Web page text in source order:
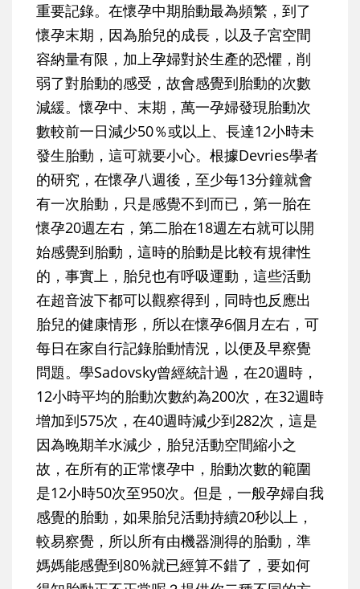
重要記錄。在懷孕中期胎動最為頻繁，到了
懷孕末期，因為胎兒的成長，以及子宮空間
容納量有限，加上孕婦對於生產的恐懼，削
弱了對胎動的感受，故會感覺到胎動的次數
減緩。懷孕中、末期，萬一孕婦發現胎動次
數較前一日減少50％或以上、長達12小時未
發生胎動，這可就要小心。根據Devries學者
的研究，在懷孕八週後，至少每13分鐘就會
有一次胎動，只是感覺不到而已，第一胎在
懷孕20週左右，第二胎在18週左右就可以開
始感覺到胎動，這時的胎動是比較有規律性
的，事實上，胎兒也有呼吸運動，這些活動
在超音波下都可以觀察得到，同時也反應出
胎兒的健康情形，所以在懷孕6個月左右，可
每日在家自行記錄胎動情況，以便及早察覺
問題。學Sadovsky曾經統計過，在20週時，
12小時平均的胎動次數約為200次，在32週時
增加到575次，在40週時減少到282次，這是
因為晚期羊水減少，胎兒活動空間縮小之
故，在所有的正常懷孕中，胎動次數的範圍
是12小時50次至950次。但是，一般孕婦自我
感覺的胎動，如果胎兒活動持續20秒以上，
較易察覺，所以所有由機器測得的胎動，準
媽媽能感覺到80%就已經算不錯了，要如何